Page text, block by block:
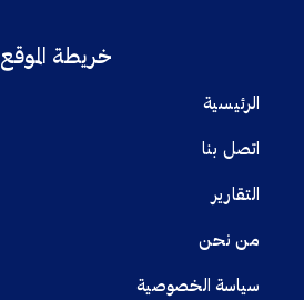
خريطة الموقع
الرئيسية
اتصل بنا
التقارير
من نحن
سياسة الخصوصية